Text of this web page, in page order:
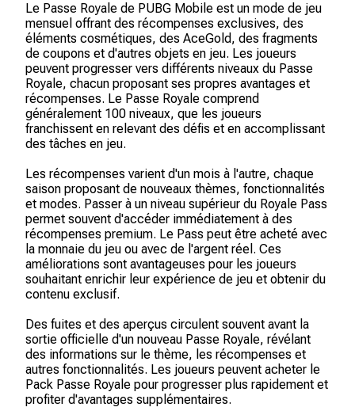
Le Passe Royale de PUBG Mobile est un mode de jeu
mensuel offrant des récompenses exclusives, des
éléments cosmétiques, des AceGold, des fragments
de coupons et d'autres objets en jeu. Les joueurs
peuvent progresser vers différents niveaux du Passe
Royale, chacun proposant ses propres avantages et
récompenses. Le Passe Royale comprend
généralement 100 niveaux, que les joueurs
franchissent en relevant des défis et en accomplissant
des tâches en jeu.
Les récompenses varient d'un mois à l'autre, chaque
saison proposant de nouveaux thèmes, fonctionnalités
et modes. Passer à un niveau supérieur du Royale Pass
permet souvent d'accéder immédiatement à des
récompenses premium. Le Pass peut être acheté avec
la monnaie du jeu ou avec de l'argent réel. Ces
améliorations sont avantageuses pour les joueurs
souhaitant enrichir leur expérience de jeu et obtenir du
contenu exclusif.
Des fuites et des aperçus circulent souvent avant la
sortie officielle d'un nouveau Passe Royale, révélant
des informations sur le thème, les récompenses et
autres fonctionnalités. Les joueurs peuvent acheter le
Pack Passe Royale pour progresser plus rapidement et
profiter d'avantages supplémentaires.